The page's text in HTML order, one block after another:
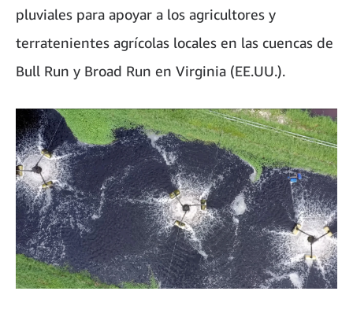
pluviales para apoyar a los agricultores y
terratenientes agrícolas locales en las cuencas de
Bull Run y Broad Run en Virginia (EE.UU.).